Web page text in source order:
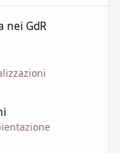
nei GdR